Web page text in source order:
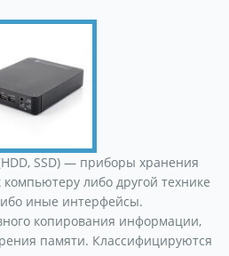
SSD) — приборы хранения
либо другой технике
иные интерфейсы.
копирования информации,
памяти. Классифицируются